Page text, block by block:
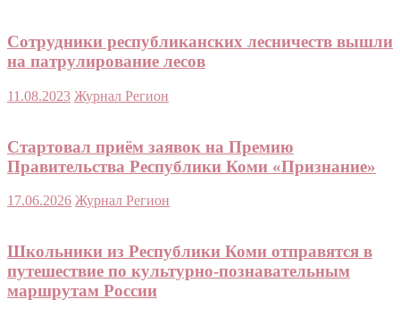
Сотрудники республиканских лесничеств вышли
на патрулирование лесов
11.08.2023 Журнал Регион
Стартовал приём заявок на Премию
Правительства Республики Коми «Признание»
17.06.2026 Журнал Регион
Школьники из Республики Коми отправятся в
путешествие по культурно-познавательным
маршрутам России